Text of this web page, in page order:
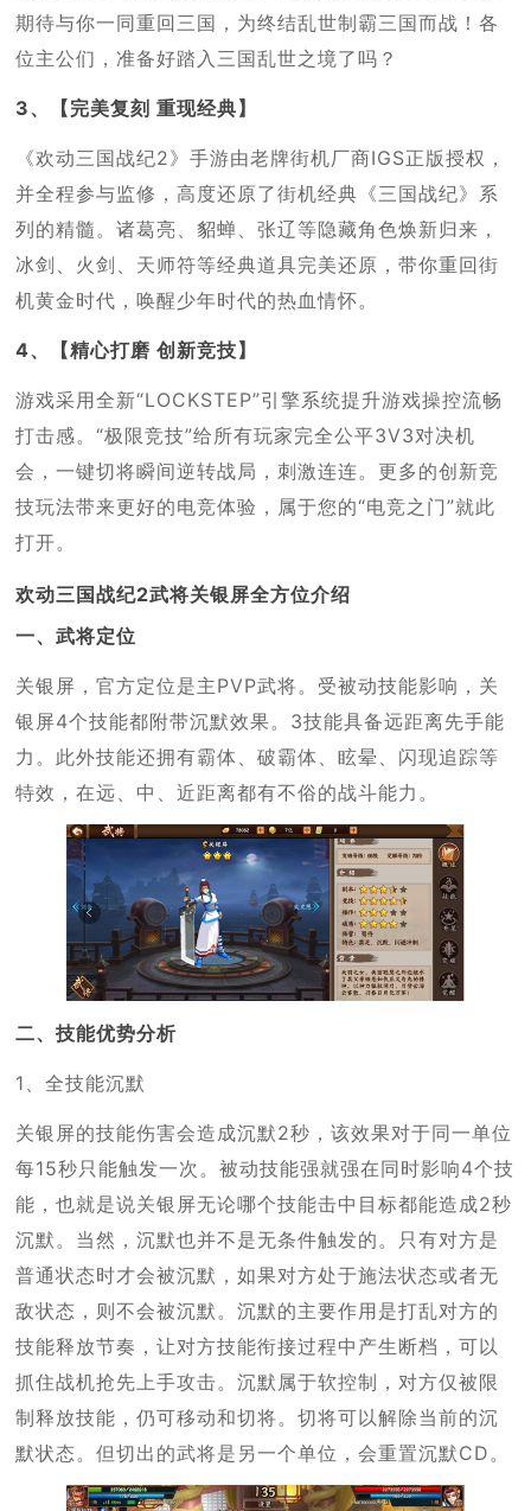
期待与你一同重回三国，为终结乱世制霸三国而战！各
位主公们，准备好踏入三国乱世之境了吗？
3、【完美复刻 重现经典】
《欢动三国战纪2》手游由老牌街机厂商IGS正版授权，
并全程参与监修，高度还原了街机经典《三国战纪》系
列的精髓。诸葛亮、貂蝉、张辽等隐藏角色焕新归来，
冰剑、火剑、天师符等经典道具完美还原，带你重回街
机黄金时代，唤醒少年时代的热血情怀。
4、【精心打磨 创新竞技】
游戏采用全新“LOCKSTEP”引擎系统提升游戏操控流畅
打击感。“极限竞技”给所有玩家完全公平3V3对决机
会，一键切将瞬间逆转战局，刺激连连。更多的创新竞
技玩法带来更好的电竞体验，属于您的“电竞之门”就此
打开。
欢动三国战纪2武将关银屏全方位介绍
一、武将定位
关银屏，官方定位是主PVP武将。受被动技能影响，关
银屏4个技能都附带沉默效果。3技能具备远距离先手能
力。此外技能还拥有霸体、破霸体、眩晕、闪现追踪等
特效，在远、中、近距离都有不俗的战斗能力。
二、技能优势分析
1、全技能沉默
关银屏的技能伤害会造成沉默2秒，该效果对于同一单位
每15秒只能触发一次。被动技能强就强在同时影响4个技
能，也就是说关银屏无论哪个技能击中目标都能造成2秒
沉默。当然，沉默也并不是无条件触发的。只有对方是
普通状态时才会被沉默，如果对方处于施法状态或者无
敌状态，则不会被沉默。沉默的主要作用是打乱对方的
技能释放节奏，让对方技能衔接过程中产生断档，可以
抓住战机抢先上手攻击。沉默属于软控制，对方仅被限
制释放技能，仍可移动和切将。切将可以解除当前的沉
默状态。但切出的武将是另一个单位，会重置沉默CD。